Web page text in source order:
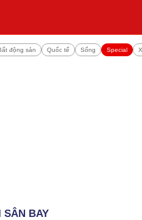
động sản Quốc tế Sống Special
SÂN BAY